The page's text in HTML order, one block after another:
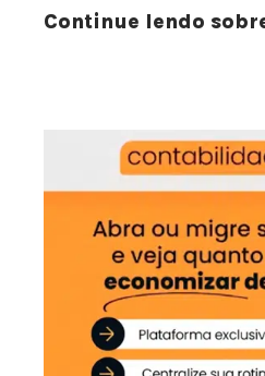
Continue lendo